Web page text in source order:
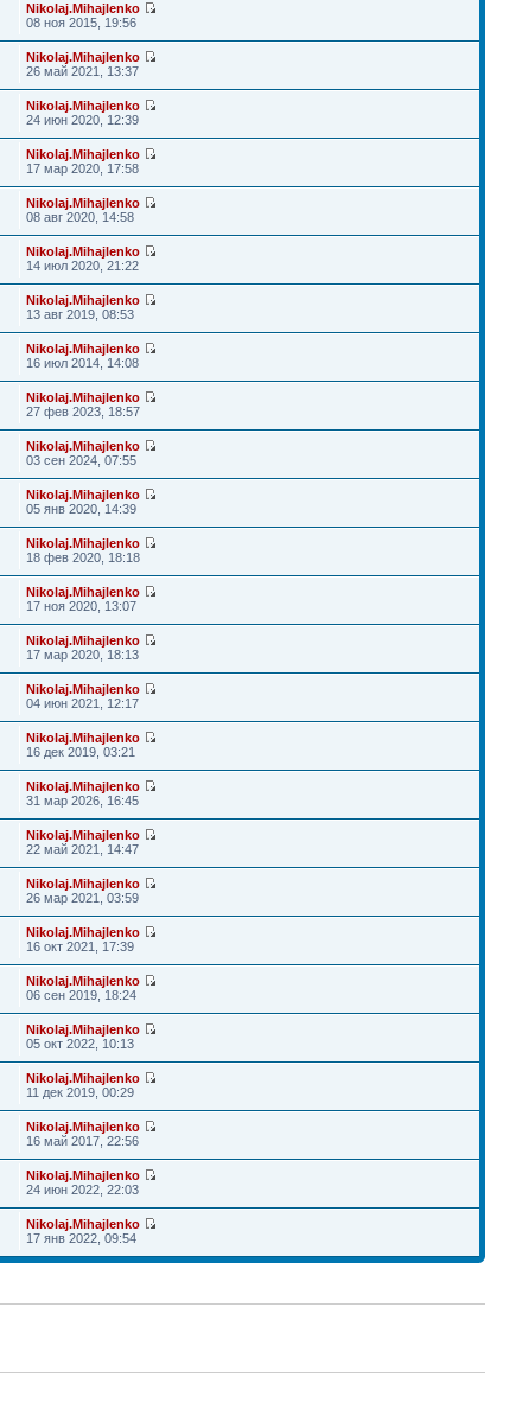
Nikolaj.Mihajlenko
08 ноя 2015, 19:56
Nikolaj.Mihajlenko
26 май 2021, 13:37
Nikolaj.Mihajlenko
24 июн 2020, 12:39
Nikolaj.Mihajlenko
17 мар 2020, 17:58
Nikolaj.Mihajlenko
08 авг 2020, 14:58
Nikolaj.Mihajlenko
14 июл 2020, 21:22
Nikolaj.Mihajlenko
13 авг 2019, 08:53
Nikolaj.Mihajlenko
16 июл 2014, 14:08
Nikolaj.Mihajlenko
27 фев 2023, 18:57
Nikolaj.Mihajlenko
03 сен 2024, 07:55
Nikolaj.Mihajlenko
05 янв 2020, 14:39
Nikolaj.Mihajlenko
18 фев 2020, 18:18
Nikolaj.Mihajlenko
17 ноя 2020, 13:07
Nikolaj.Mihajlenko
17 мар 2020, 18:13
Nikolaj.Mihajlenko
04 июн 2021, 12:17
Nikolaj.Mihajlenko
16 дек 2019, 03:21
Nikolaj.Mihajlenko
31 мар 2026, 16:45
Nikolaj.Mihajlenko
22 май 2021, 14:47
Nikolaj.Mihajlenko
26 мар 2021, 03:59
Nikolaj.Mihajlenko
16 окт 2021, 17:39
Nikolaj.Mihajlenko
06 сен 2019, 18:24
Nikolaj.Mihajlenko
05 окт 2022, 10:13
Nikolaj.Mihajlenko
11 дек 2019, 00:29
Nikolaj.Mihajlenko
16 май 2017, 22:56
Nikolaj.Mihajlenko
24 июн 2022, 22:03
Nikolaj.Mihajlenko
17 янв 2022, 09:54